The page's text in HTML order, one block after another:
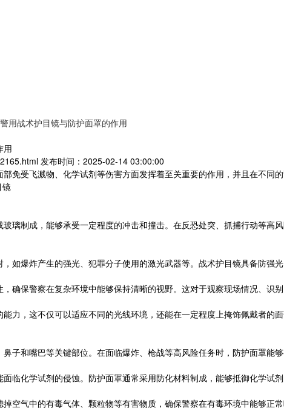
用战术护目镜与防护面罩的作用
用
发布时间： 2025-02-14 03:00:00
免受飞溅物、化学试剂等伤害方面发挥着至关重要的作用，并且在不同的
镜
璃制成，能够承受一定程度的冲击和撞击。在反恐处突、抓捕行动等高
如爆炸产生的强光、犯罪分子使用的激光武器等。战术护目镜具备防强
确保警察在复杂环境中能够保持清晰的视野。这对于观察现场情况、识别
力，这不仅可以适应不同的光线环境，还能在一定程度上掩饰佩戴者的
子和嘴巴等关键部位。在面临爆炸、枪战等高风险任务时，防护面罩能
临化学试剂的侵蚀。防护面罩通常采用防化材料制成，能够抵御化学试
空气中的有毒气体、颗粒物等有害物质，确保警察在有毒环境中能够正常